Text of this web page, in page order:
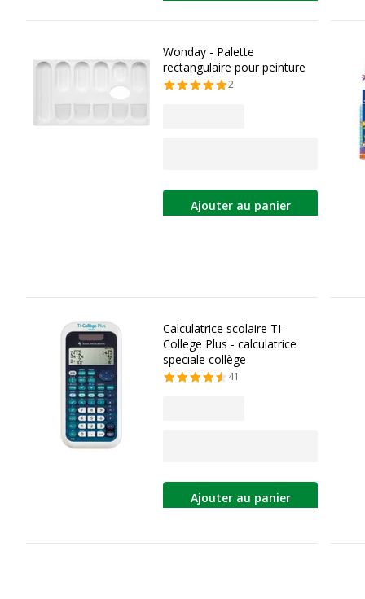
Wonday - Palette
rectangulaire pour peinture
2
Ajouter au panier
Calculatrice scolaire TI-
College Plus - calculatrice
speciale collège
41
Ajouter au panier